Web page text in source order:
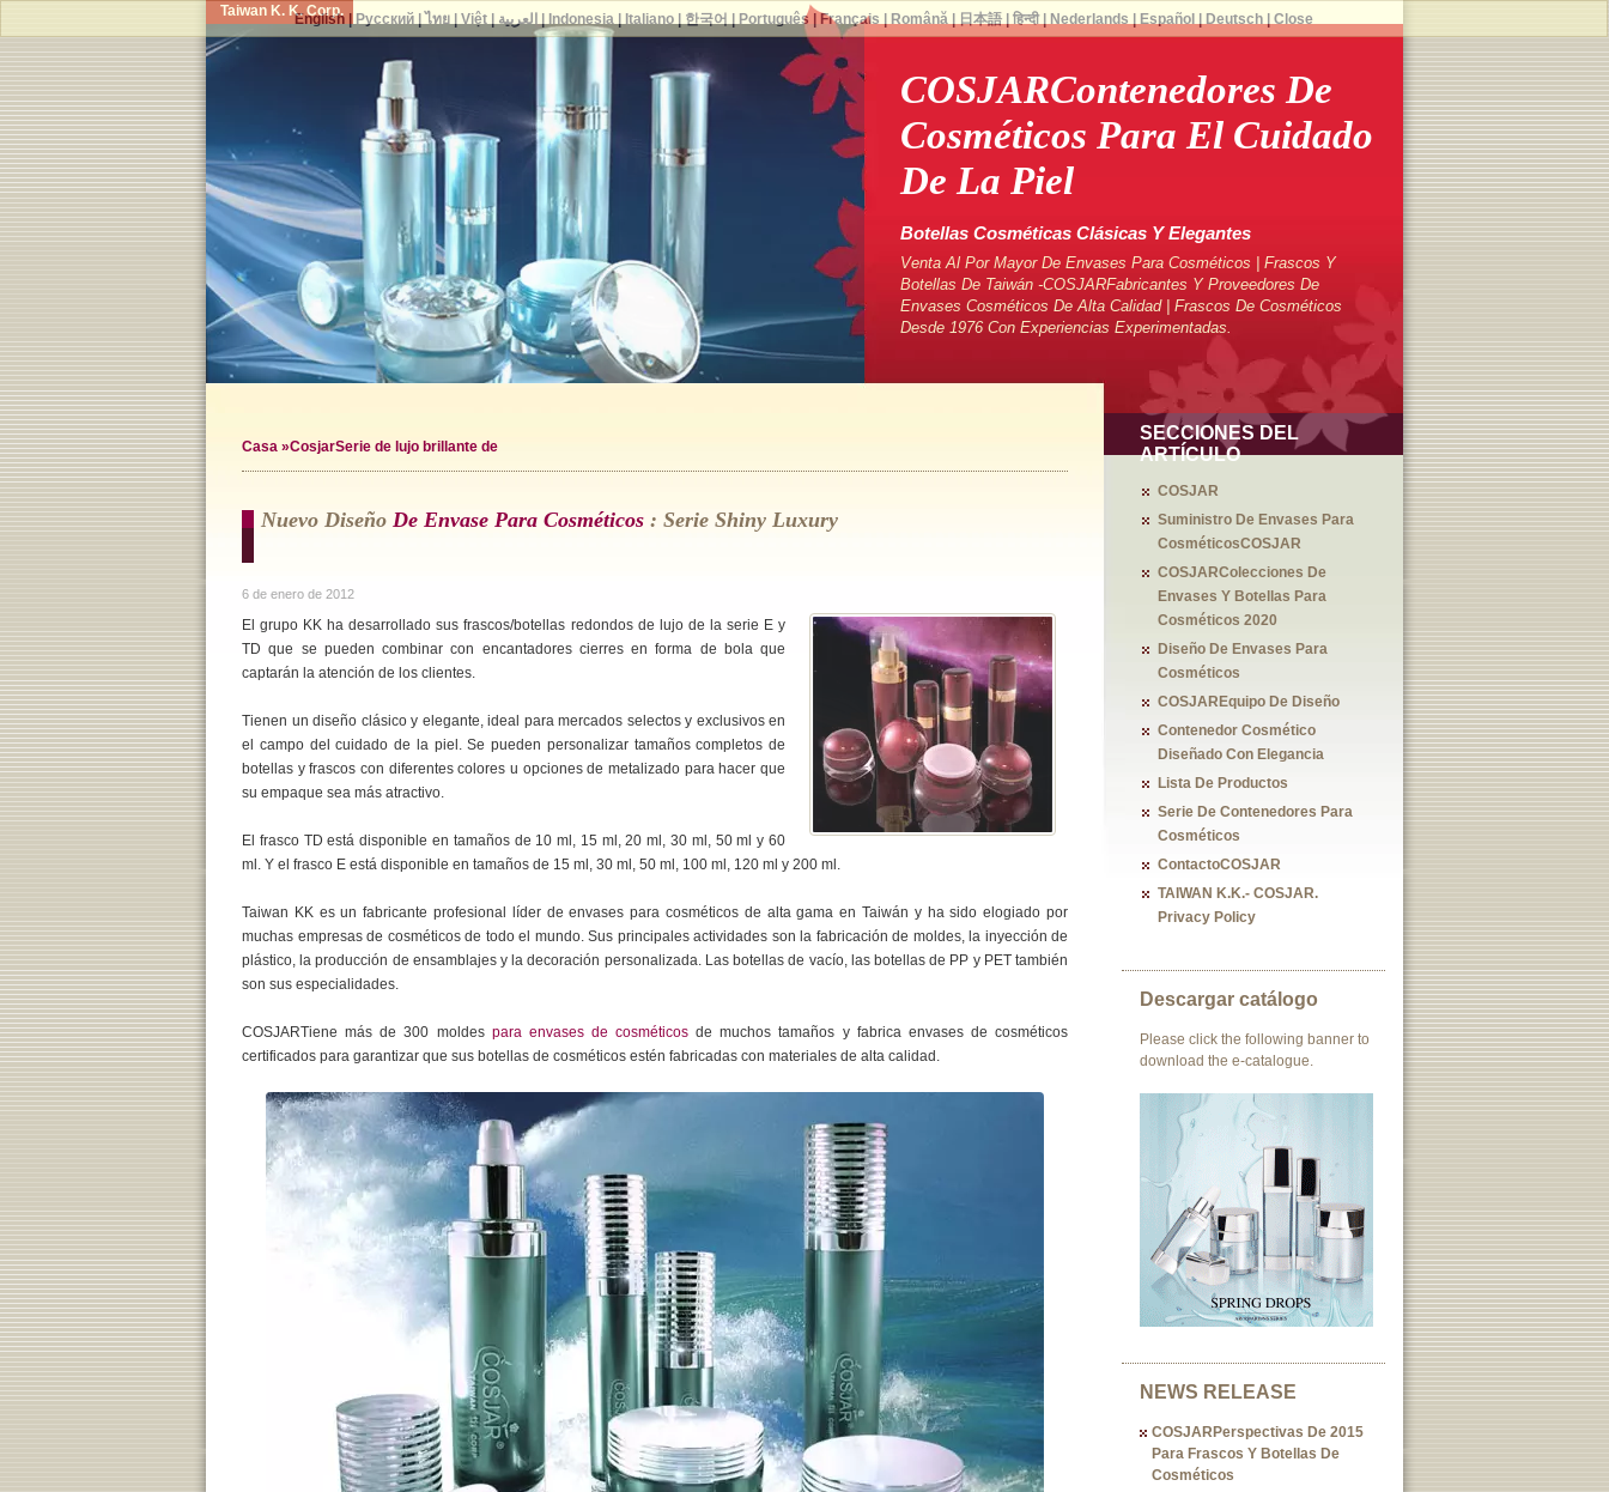
Taiwan K. K. Corp.
COSJARContenedores De
Cosméticos Para El Cuidado
De La Piel
Botellas Cosméticas Clásicas Y Elegantes
Venta Al Por Mayor De Envases Para Cosméticos | Frascos Y
Botellas De Taiwán -COSJARFabricantes Y Proveedores De
Envases Cosméticos De Alta Calidad | Frascos De Cosméticos
Desde 1976 Con Experiencias Experimentadas.
Casa »CosjarSerie de lujo brillante de
Nuevo Diseño De Envase Para Cosméticos : Serie Shiny Luxury
6 de enero de 2012
El grupo KK ha desarrollado sus frascos/botellas redondos de lujo de la serie E y
TD que se pueden combinar con encantadores cierres en forma de bola que
captarán la atención de los clientes.
Tienen un diseño clásico y elegante, ideal para mercados selectos y exclusivos en
el campo del cuidado de la piel. Se pueden personalizar tamaños completos de
botellas y frascos con diferentes colores u opciones de metalizado para hacer que
su empaque sea más atractivo.
El frasco TD está disponible en tamaños de 10 ml, 15 ml, 20 ml, 30 ml, 50 ml y 60
ml. Y el frasco E está disponible en tamaños de 15 ml, 30 ml, 50 ml, 100 ml, 120 ml y 200 ml.
Taiwan KK es un fabricante profesional líder de envases para cosméticos de alta gama en Taiwán y ha sido elogiado por
muchas empresas de cosméticos de todo el mundo. Sus principales actividades son la fabricación de moldes, la inyección de
plástico, la producción de ensamblajes y la decoración personalizada. Las botellas de vacío, las botellas de PP y PET también
son sus especialidades.
COSJARTiene más de 300 moldes para envases de cosméticos de muchos tamaños y fabrica envases de cosméticos
certificados para garantizar que sus botellas de cosméticos estén fabricadas con materiales de alta calidad.
SECCIONES DEL
ARTÍCULO
COSJAR
Suministro De Envases Para
CosméticosCOSJAR
COSJARColecciones De
Envases Y Botellas Para
Cosméticos 2020
Diseño De Envases Para
Cosméticos
COSJAREquipo De Diseño
Contenedor Cosmético
Diseñado Con Elegancia
Lista De Productos
Serie De Contenedores Para
Cosméticos
ContactoCOSJAR
TAIWAN K.K.- COSJAR.
Privacy Policy
Descargar catálogo
Please click the following banner to
download the e-catalogue.
NEWS RELEASE
COSJARPerspectivas De 2015
Para Frascos Y Botellas De
Cosméticos
English| Русский| ไทย| Việt| العربية Indonesia| Italiano| 한국어 Português Français Română| 日本語| हिन्दी| Nederlands Español Deutsch| Close